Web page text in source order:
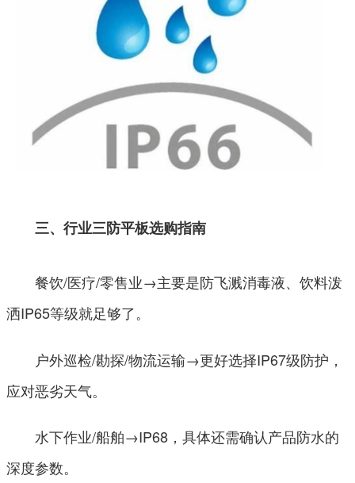
三、行业三防平板选购指南
餐饮/医疗/零售业→主要是防飞溅消毒液、饮料泼
洒IP65等级就足够了。
户外巡检/勘探/物流运输→更好选择IP67级防护，
应对恶劣天气。
水下作业/船舶→IP68，具体还需确认产品防水的
深度参数。